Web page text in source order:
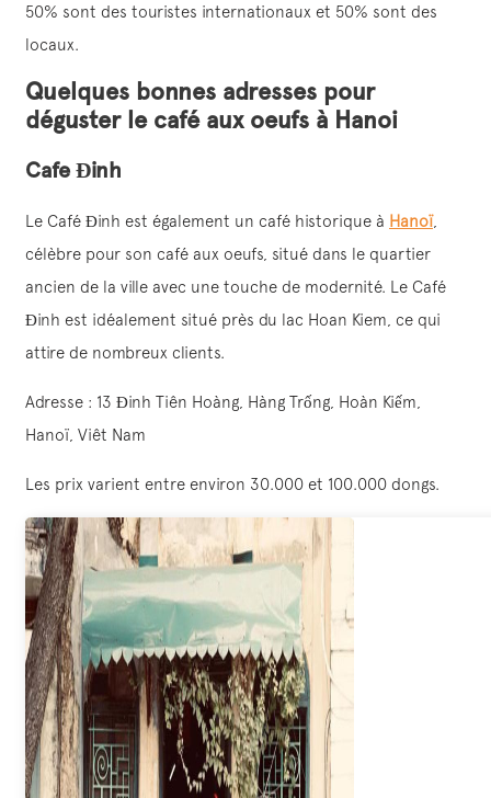
50% sont des touristes internationaux et 50% sont des
locaux.
Quelques bonnes adresses pour
déguster le café aux oeufs à Hanoi
Cafe Đinh
Le Café Đinh est également un café historique à Hanoï,
célèbre pour son café aux oeufs, situé dans le quartier
ancien de la ville avec une touche de modernité. Le Café
Đinh est idéalement situé près du lac Hoan Kiem, ce qui
attire de nombreux clients.
Adresse : 13 Đinh Tiên Hoàng, Hàng Trống, Hoàn Kiếm,
Hanoï, Viêt Nam
Les prix varient entre environ 30.000 et 100.000 dongs.